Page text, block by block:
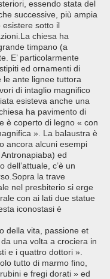
essendo stata del
successive, più ampia
sotto il
chiesa ha
timpano (a
E’ particolarmente
ed ornamenti di
le ante lignee tuttora
di intaglio magnifico
esisteva anche una
ha pavimento di
è coperto di legno « con
». La balaustra è
ancora alcuni esempi
ed
dell’attuale, c’è un
la trave
nel presbiterio si erge
con ai lati due statue
iconostasi è
della vita, passione et
una volta a crociera in
e i quattro dottori ».
tutto di marmo fino,
e fregi dorati » ed